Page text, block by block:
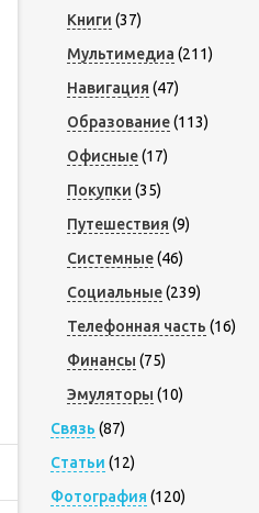
Книги (37)
Мультимедиа (211)
Навигация (47)
Образование(113)
Офисные(17)
Покупки (35)
Путешествия (9)
Системные(46)
Социальные(239)
Телефонная часть (16)
Финансы (75)
Эмуляторы (10)
Связь (87)
Статьи (12)
Фотография (120)